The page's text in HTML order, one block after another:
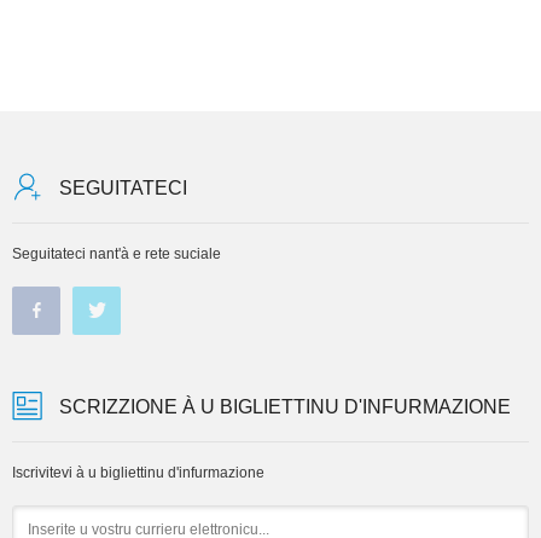
SEGUITATECI
Seguitateci nant'à e rete suciale
SCRIZZIONE À U BIGLIETTINU D'INFURMAZIONE
Iscrivitevi à u bigliettinu d'infurmazione